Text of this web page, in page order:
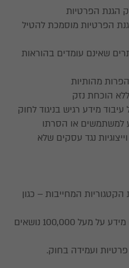
,2025 הרשות להגנת הפרטיות מוסמכת להטיל
שאינם עומדים בהוראות
מהותיות
מידע רגיש בניגוד לחוק
למשתמשים או הסרתו
נגד עסקים שלא
המחייבות – כגון
עסקים המעבדים מידע רגיש מאוד או מידע על מעל 100,000 נושאים
ועמידה בחוק.